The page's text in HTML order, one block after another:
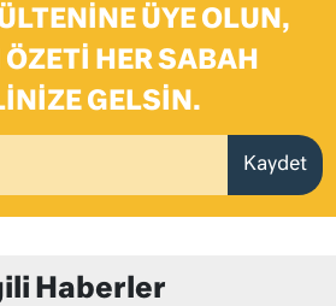
ÜYE OLUN,
HER SABAH
GELSIN.
Kaydet
Haberler